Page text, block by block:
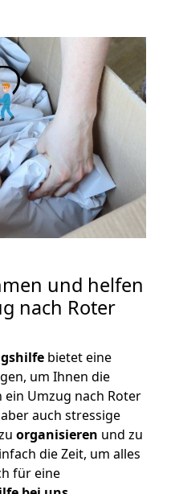
und helfen
nach Roter
bietet eine
um Ihnen die
Umzug nach Roter
auch stressige
organisieren und zu
die Zeit, um alles
für eine